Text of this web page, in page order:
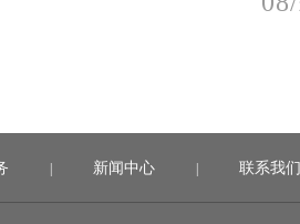
新闻中心 联系我们